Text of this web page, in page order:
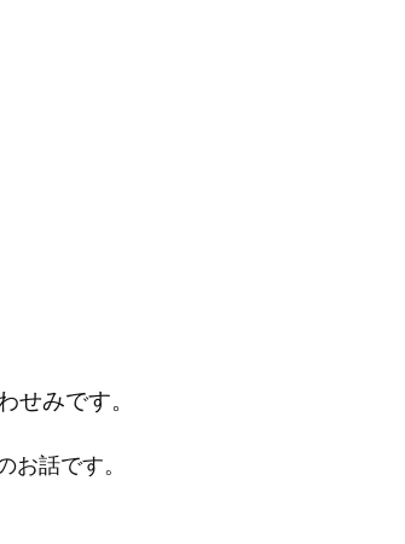
せみです。
お話です。